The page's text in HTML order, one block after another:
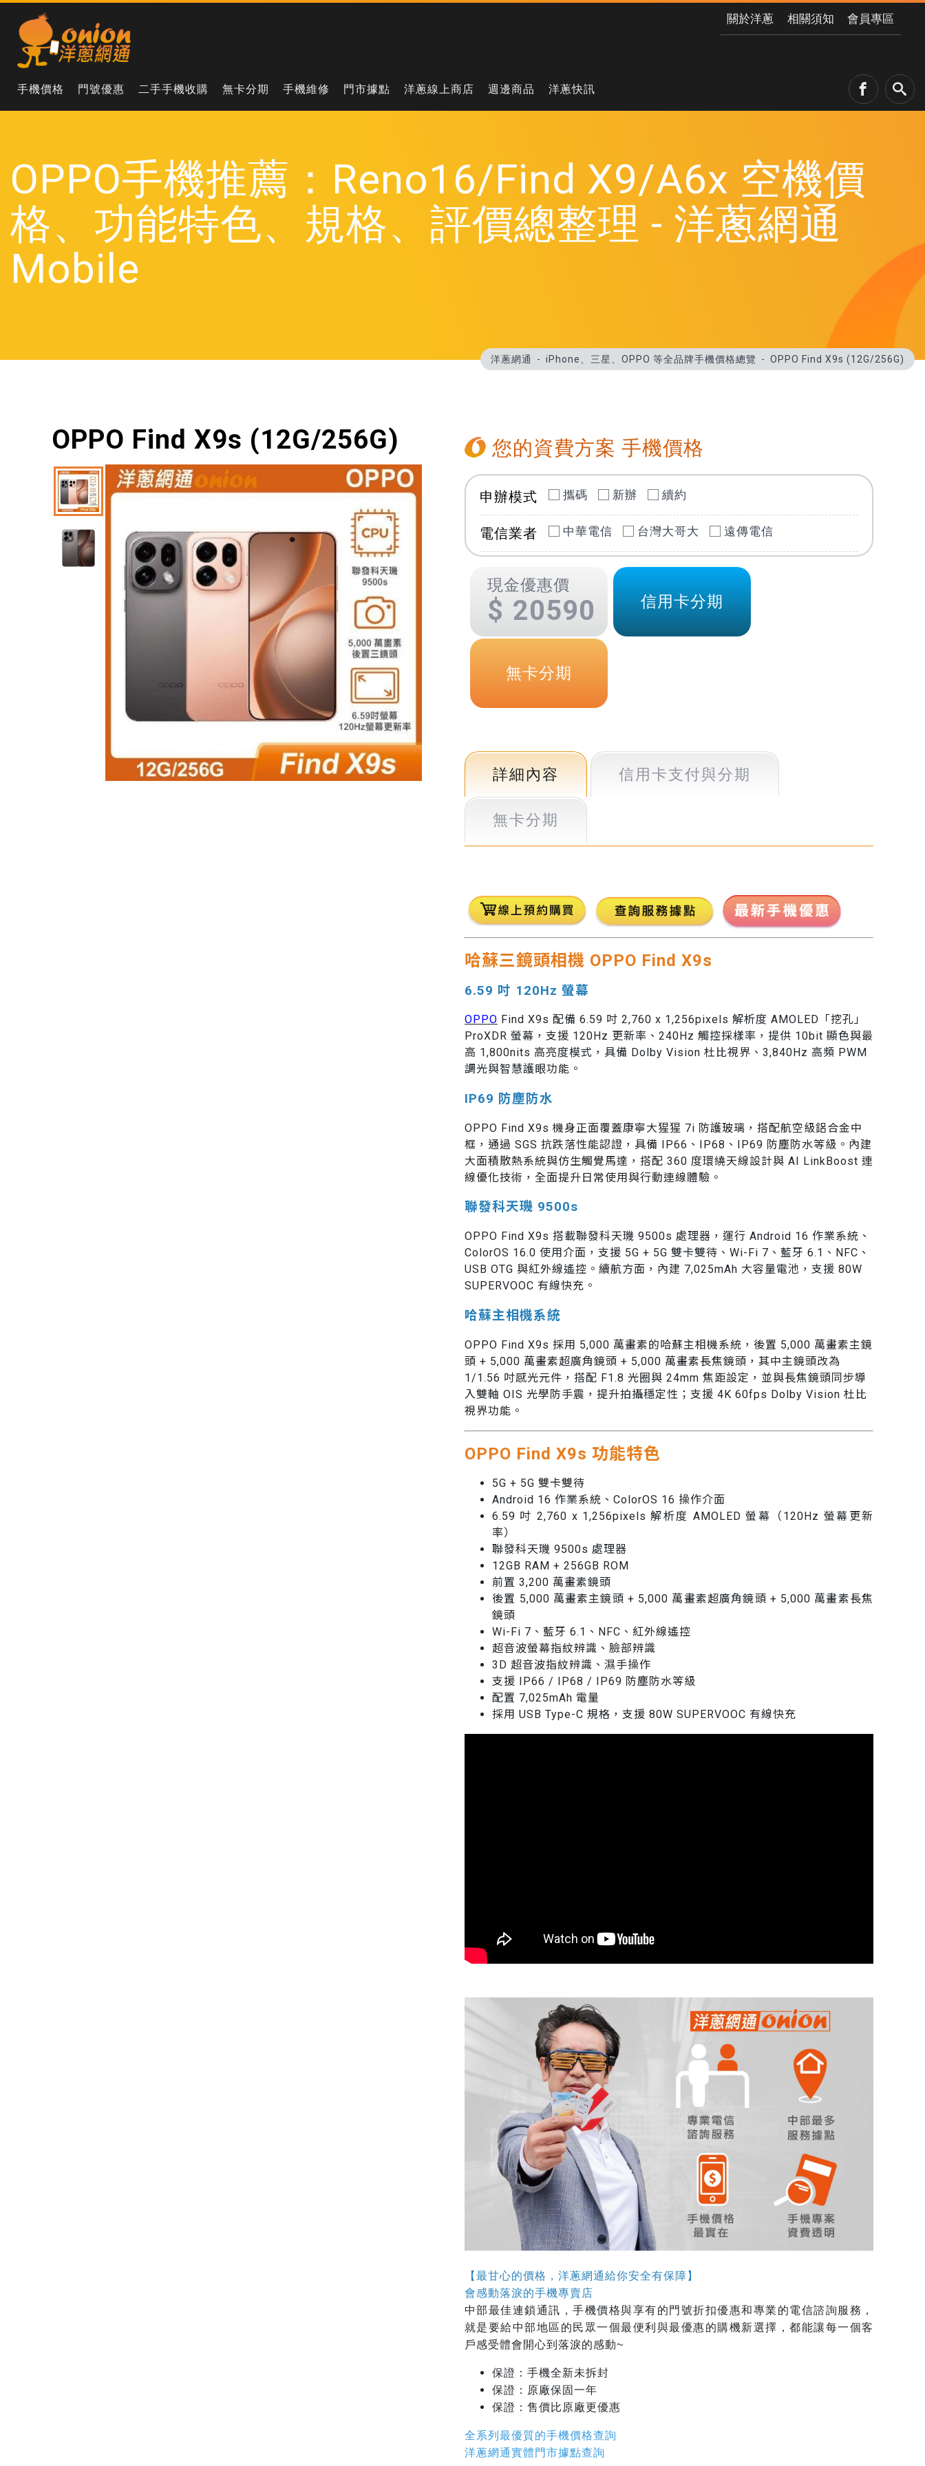
關於洋蔥 相關須知 會員專區
手機價格 門號優惠 二手手機收購 無卡分期 手機維修 門市據點 洋蔥線上商店 週邊商品 洋蔥快訊
OPPO手機推薦：Reno16/Find X9/A6x 空機價
格、功能特色、規格、評價總整理 - 洋蔥網通
Mobile
洋蔥網通 iPhone、三星、OPPO 等全品牌手機價格總覽 OPPO Find X9s (12G/256G)
OPPO Find X9s (12G/256G) 您的資費方案 手機價格
申辦模式 攜碼 新辦 續約
電信業者 中華電信 台灣大哥大 遠傳電信
現金優惠價
20590 信用卡分期
無卡分期
詳細內容 信用卡支付與分期
無卡分期
哈蘇三鏡頭相機 OPPO Find X9s
6.59 吋 120Hz 螢幕
OPPO Find X9s 配備 6.59 吋 2,760 x 1,256pixels 解析度 AMOLED「挖孔」
ProXDR 螢幕，支援 120Hz 更新率、240Hz 觸控採樣率，提供 10bit 顯色與最
高 1,800nits 高亮度模式，具備 Dolby Vision 杜比視界、3,840Hz 高頻 PWM
調光與智慧護眼功能。
IP69 防塵防水
OPPO Find X9s 機身正面覆蓋康寧大猩猩 7i 防護玻璃，搭配航空級鋁合金中
框，通過 SGS 抗跌落性能認證，具備 IP66、IP68、IP69 防塵防水等級。內建
大面積散熱系統與仿生觸覺馬達，搭配 360 度環繞天線設計與 AI LinkBoost 連
線優化技術，全面提升日常使用與行動連線體驗。
聯發科天璣 9500s
OPPO Find X9s 搭載聯發科天璣 9500s 處理器，運行 Android 16 作業系統、
ColorOS 16.0 使用介面，支援 5G + 5G 雙卡雙待、Wi-Fi 7、藍牙 6.1、NFC、
USB OTG 與紅外線遙控。續航方面，內建 7,025mAh 大容量電池，支援 80W
SUPERVOOC 有線快充。
哈蘇主相機系統
OPPO Find X9s 採用 5,000 萬畫素的哈蘇主相機系統，後置 5,000 萬畫素主鏡
頭 + 5,000 萬畫素超廣角鏡頭 + 5,000 萬畫素長焦鏡頭，其中主鏡頭改為
1/1.56 吋感光元件，搭配 F1.8 光圈與 24mm 焦距設定，並與長焦鏡頭同步導
入雙軸 OIS 光學防手震，提升拍攝穩定性；支援 4K 60fps Dolby Vision 杜比
視界功能。
OPPO Find X9s 功能特色
5G + 5G 雙卡雙待
Android 16 作業系統、ColorOS 16 操作介面
6.59 吋 2,760 x 1,256pixels 解析度 AMOLED 螢幕（120Hz 螢幕更新
率）
聯發科天璣 9500s 處理器
12GB RAM + 256GB ROM
前置 3,200 萬畫素鏡頭
後置 5,000 萬畫素主鏡頭 + 5,000 萬畫素超廣角鏡頭 + 5,000 萬畫素長焦
鏡頭
Wi-Fi 7、藍牙 6.1、NFC、紅外線遙控
超音波螢幕指紋辨識、臉部辨識
3D 超音波指紋辨識、濕手操作
支援 IP66 / IP68 / IP69 防塵防水等級
配置 7,025mAh 電量
採用 USB Type-C 規格，支援 80W SUPERVOOC 有線快充
【最甘心的價格，洋蔥網通給你安全有保障】
會感動落淚的手機專賣店
中部最佳連鎖通訊，手機價格與享有的門號折扣優惠和專業的電信諮詢服務，
就是要給中部地區的民眾一個最便利與最優惠的購機新選擇，都能讓每一個客
戶感受體會開心到落淚的感動~
保證：手機全新未拆封
保證：原廠保固一年
保證： 售價比原廠更優惠
全系列最優質的手機價格查詢
洋蔥網通實體門市據點查詢